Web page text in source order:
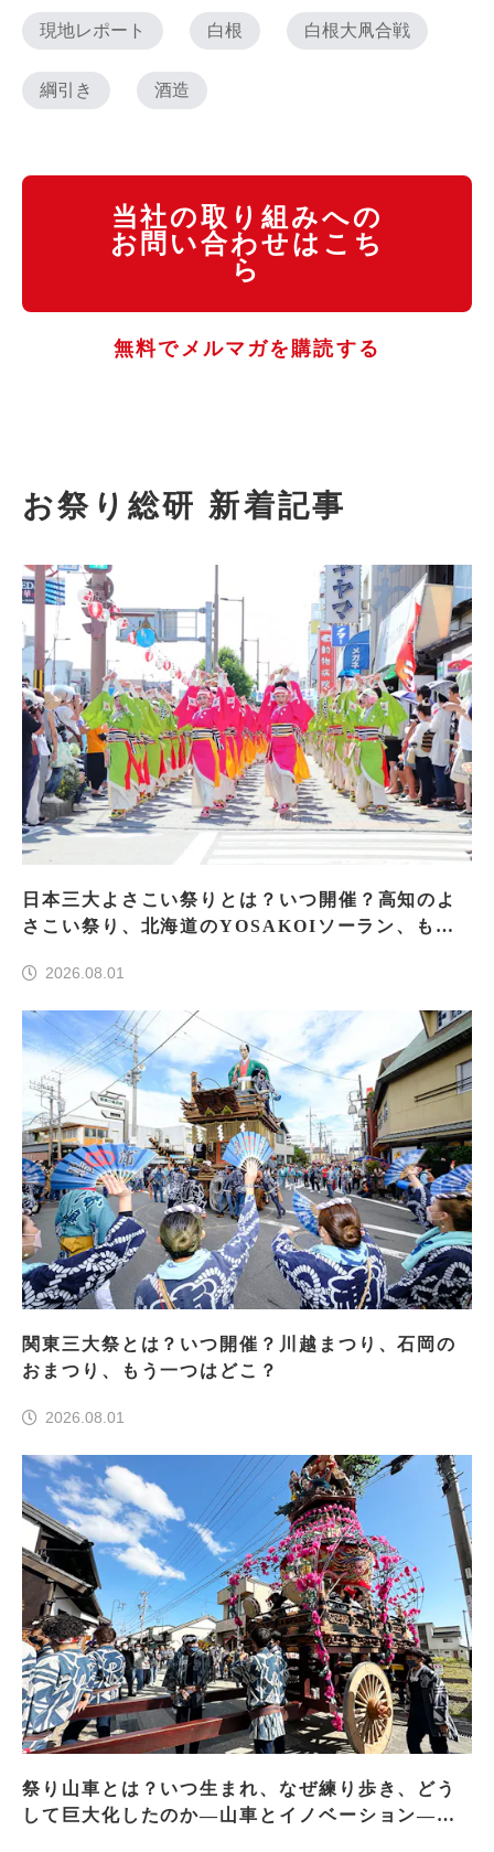
現地レポート 白根 白根大凧合戦
綱引き 酒造
当社の取り組みへの
お問い合わせはこち
ら
無料でメルマガを購読する
お祭り総研 新着記事
日本三大よさこい祭りとは？いつ開催？高知のよ
さこい祭り、北海道のYOSAKOIソーラン、もう
2026.08.01
関東三大祭とは？いつ開催？川越まつり、石岡の
おまつり、もう一つはどこ？
2026.08.01
祭り山車とは？いつ生まれ、なぜ練り歩き、どう
して巨大化したのか―山車とイノベーション―＜